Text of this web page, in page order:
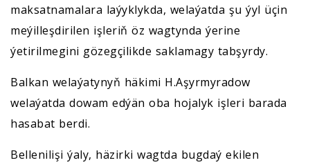
maksatnamalara laýyklykda, welaýatda şu ýyl üçin
meýilleşdirilen işleriň öz wagtynda ýerine
ýetirilmegini gözegçilikde saklamagy tabşyrdy.
Balkan welaýatynyň häkimi H.Aşyrmyradow
welaýatda dowam edýän oba hojalyk işleri barada
hasabat berdi.
Bellenilişi ýaly, häzirki wagtda bugdaý ekilen